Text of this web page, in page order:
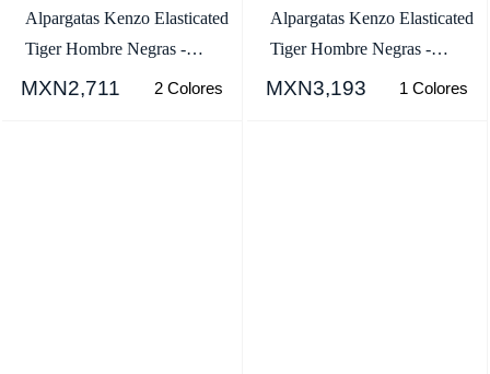
Alpargatas Kenzo Elasticated
Tiger Hombre Negras -
SKU.4628509
MXN2,711 2 Colores
Alpargatas Kenzo Elasticated
Tiger Hombre Negras -
SKU.8886418
MXN3,193 1 Colores